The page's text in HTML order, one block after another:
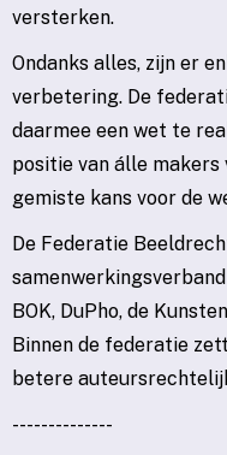
versterken.
Ondanks alles, zijn er
verbetering. De
daarmee een wet te
positie van álle
gemiste kans voor de
De Federatie
BOK, DuPho, de
Binnen de federatie
betere
--------------